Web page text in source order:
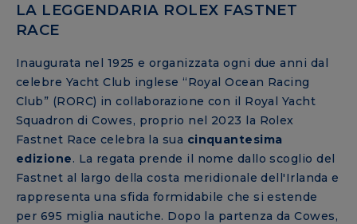
LA LEGGENDARIA ROLEX FASTNET
RACE
Inaugurata nel 1925 e organizzata ogni due anni dal
celebre Yacht Club inglese “Royal Ocean Racing
Club” (RORC) in collaborazione con il Royal Yacht
Squadron di Cowes, proprio nel 2023 la Rolex
Fastnet Race celebra la sua cinquantesima
edizione. La regata prende il nome dallo scoglio del
Fastnet al largo della costa meridionale dell'Irlanda e
rappresenta una sfida formidabile che si estende
per 695 miglia nautiche. Dopo la partenza da Cowes,